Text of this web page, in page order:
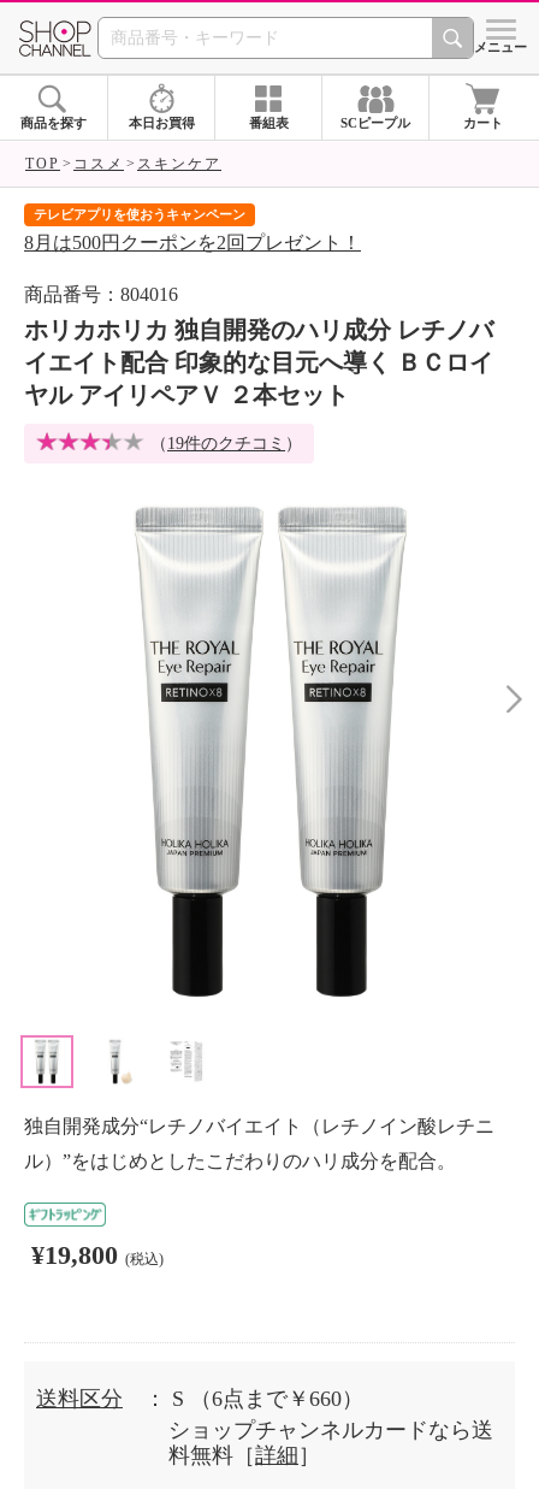
SHOP CHANNEL シメニュー
商品を探す 本日お買得 番組表 SCピープル カート
TOP コスメ スキンケア
テレビアプリを使おうキャンペーン
8月は500円クーポンを2回プレゼント！
商品番号：804016
ホリカホリカ 独自開発のハリ成分 レチノバ
イエイト配合 印象的な目元へ導く ＢＣロイ
ヤル アイリペアＶ ２本セット
（ 19件のクチコミ ）
独自開発成分“レチノバイエイト（レチノイン酸レチニ
ル）”をはじめとしたこだわりのハリ成分を配合。
¥19,800 (税込)
送料区分 ： S
（6点まで￥660）
ショップチャンネルカードなら送
料無料［詳細 ］